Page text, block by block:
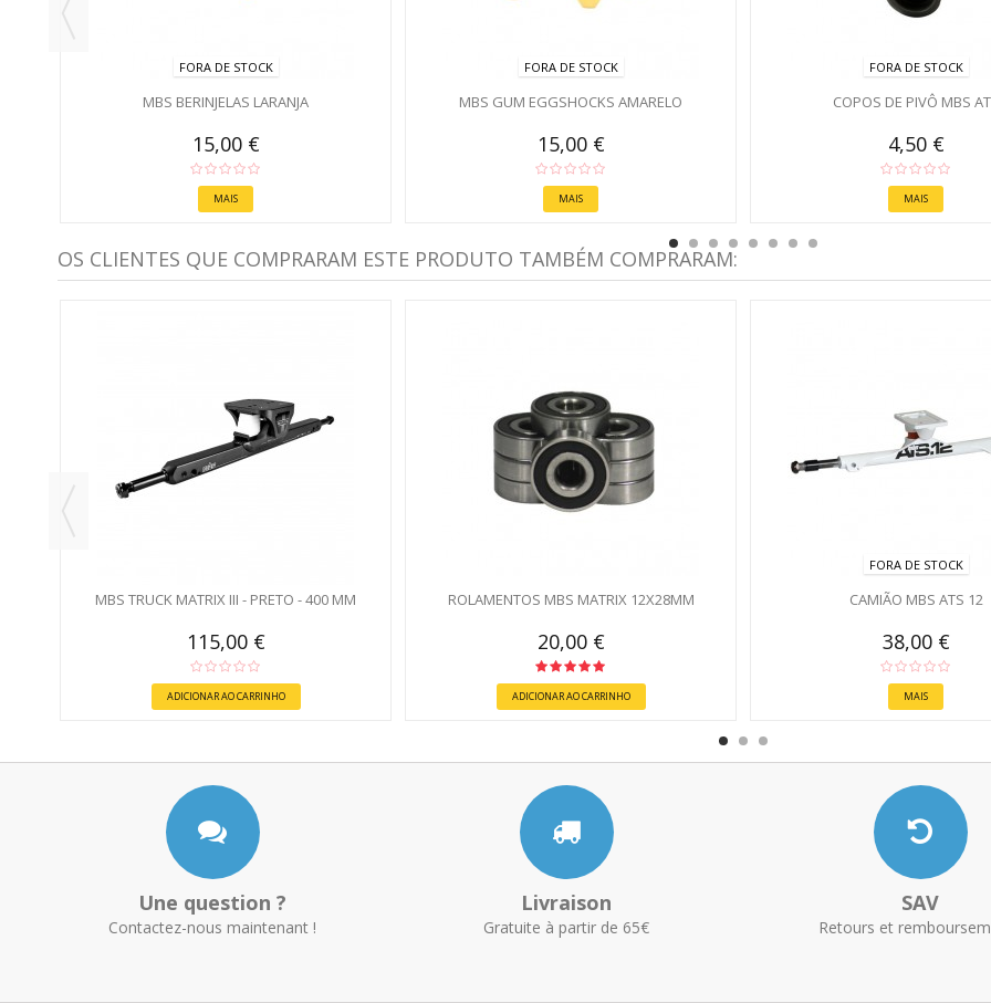
FORA DE STOCK
MBS BERINJELAS LARANJA
15,00 €
MAIS
FORA DE STOCK
MBS GUM EGGSHOCKS AMARELO
15,00 €
MAIS
FORA DE STOCK
COPOS DE PIVÔ MBS
4,50 €
MAIS
OS CLIENTES QUE COMPRARAM ESTE PRODUTO TAMBÉM COMPRARAM:
MBS TRUCK MATRIX III - PRETO - 400 MM
115,00 €
ADICIONAR AO CARRINHO
ROLAMENTOS MBS MATRIX 12X28MM
20,00 €
ADICIONAR AO CARRINHO
FORA DE STOCK
CAMIÃO MBS ATS 12
38,00 €
MAIS
Une question ?
Contactez-nous maintenant !
Livraison
Gratuite à partir de 65€
SAV
Retours et